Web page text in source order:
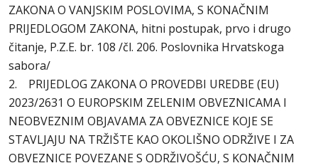
ZAKONA O VANJSKIM POSLOVIMA, S KONAČNIM
PRIJEDLOGOM ZAKONA, hitni postupak, prvo i drugo
čitanje, P.Z.E. br. 108 /čl. 206. Poslovnika Hrvatskoga
sabora/
2. PRIJEDLOG ZAKONA O PROVEDBI UREDBE (EU)
2023/2631 O EUROPSKIM ZELENIM OBVEZNICAMA I
NEOBVEZNIM OBJAVAMA ZA OBVEZNICE KOJE SE
STAVLJAJU NA TRŽIŠTE KAO OKOLIŠNO ODRŽIVE I ZA
OBVEZNICE POVEZANE S ODRŽIVOŠĆU, S KONAČNIM